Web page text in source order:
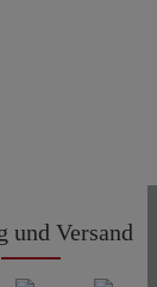
und Versand